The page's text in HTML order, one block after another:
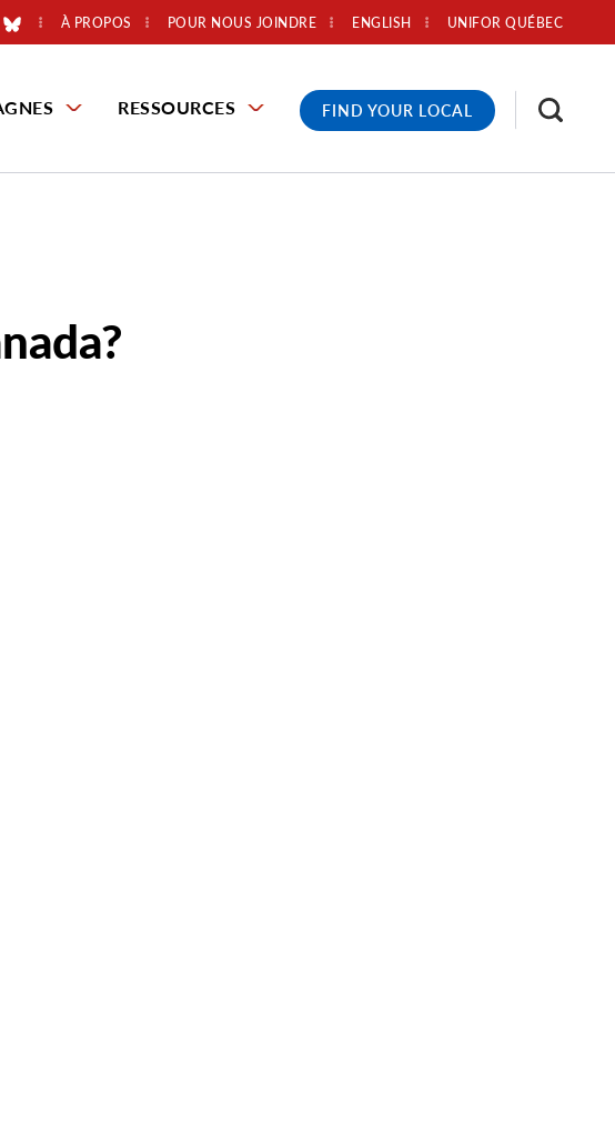
À PROPOS POUR NOUS JOINDRE UNIFOR QUÉBEC
ENGLISH
RESSOURCES FIND YOUR LOCAL